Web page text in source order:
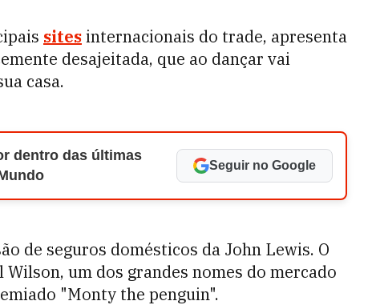
sitesinternacionais do trade, apresenta
desajeitada, que ao dançar vai
casa.
dentro das últimas
Seguir no Google
de seguros domésticos da John Lewis. O
um dos grandes nomes do mercado
"Monty the penguin".